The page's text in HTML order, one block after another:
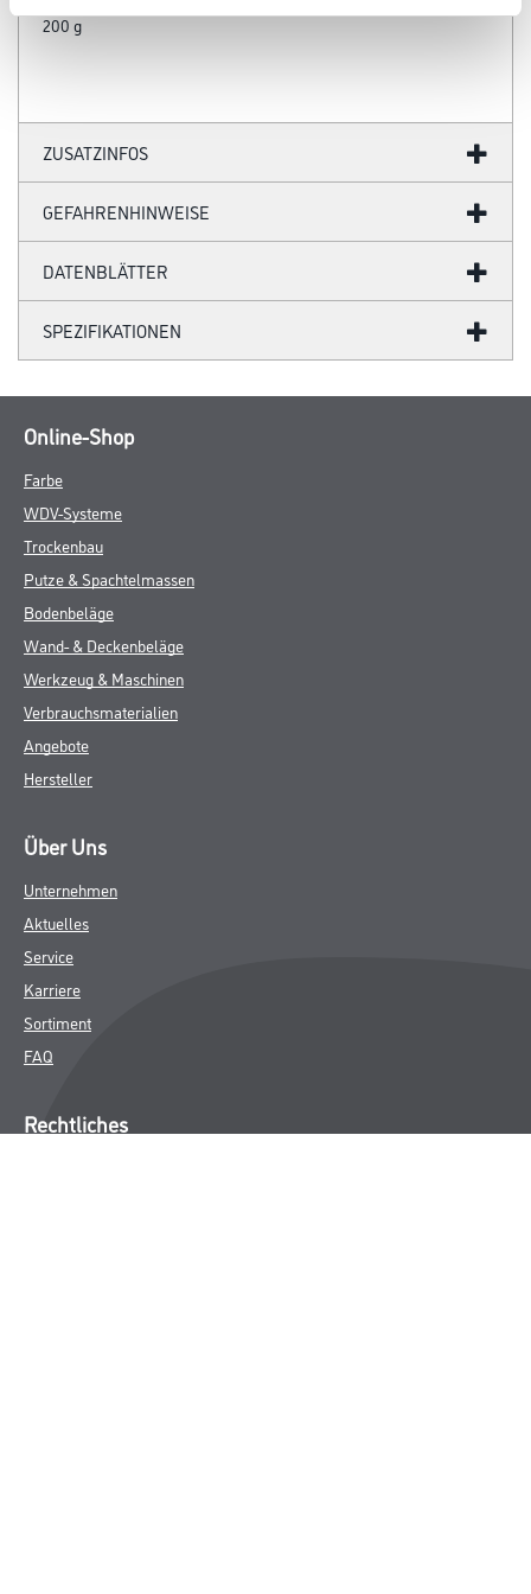
200 g
ZUSATZINFOS
GEFAHRENHINWEISE
DATENBLÄTTER
SPEZIFIKATIONEN
Online-Shop
Farbe
WDV-Systeme
Trockenbau
Putze & Spachtelmassen
Bodenbeläge
Wand- & Deckenbeläge
Werkzeug & Maschinen
Verbrauchsmaterialien
Angebote
Hersteller
Über Uns
Unternehmen
Aktuelles
Service
Karriere
Sortiment
FAQ
Rechtliches